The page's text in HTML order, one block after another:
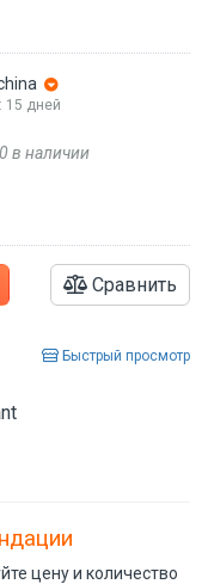
15 дней
в наличии
Сравнить
Быстрый просмотр
цену и количество